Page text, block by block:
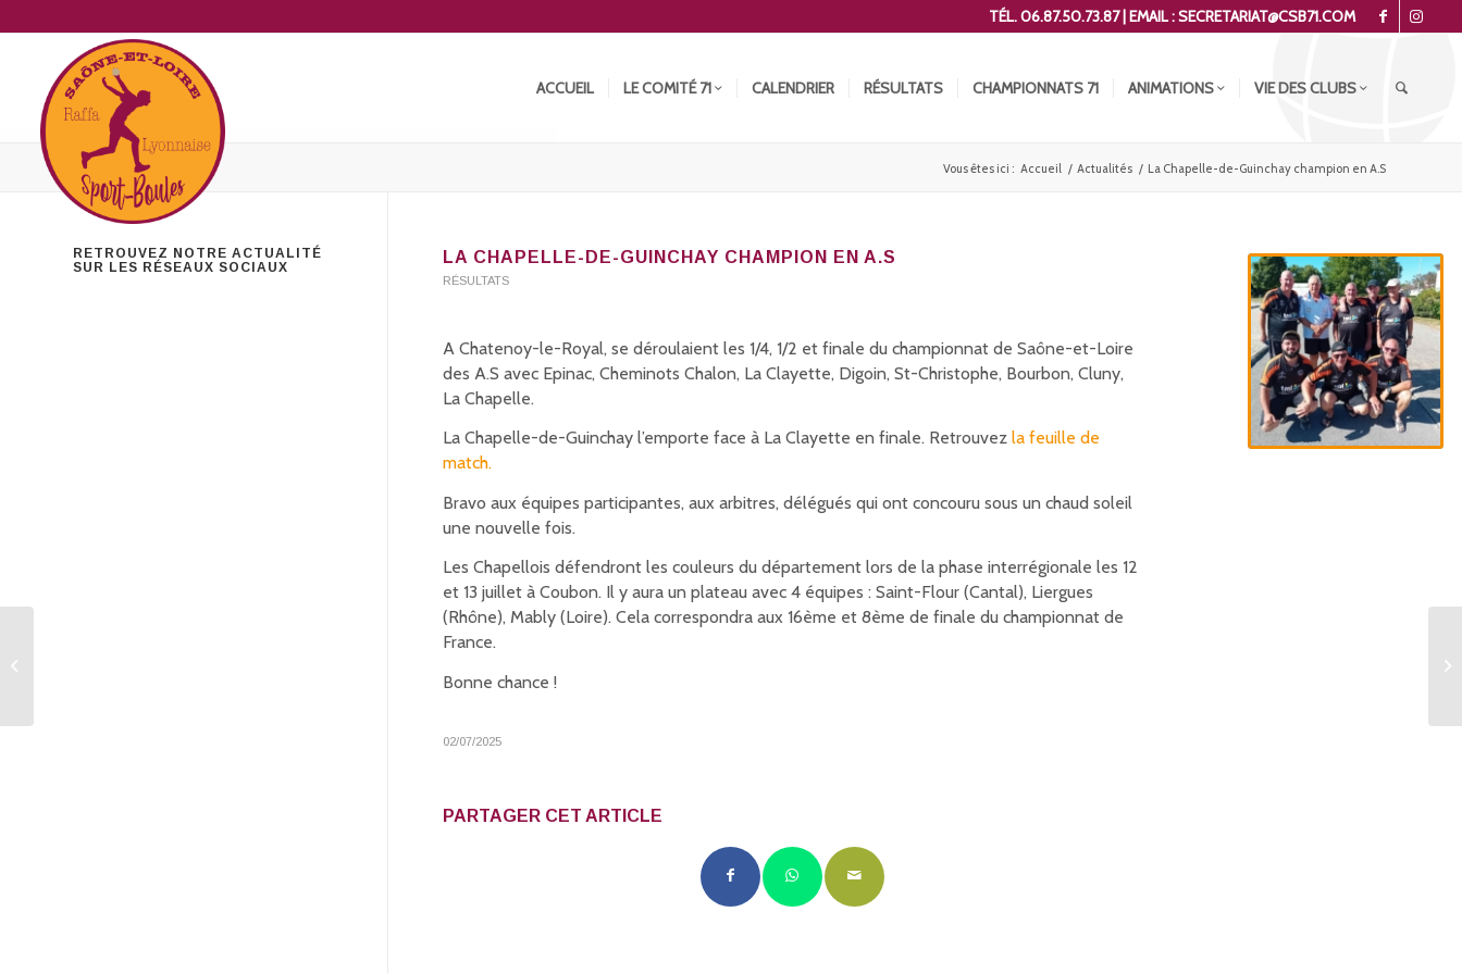
TÉL. 06.87.50.73.87 | EMAIL : SECRETARIAT@CSB71.COM
ACCUEIL LE COMITÉ 71 CALENDRIER RÉSULTATS CHAMPIONNATS 71 ANIMATIONS VIE DES CLUBS
Vous êtes ici : Accueil / Actualités / La Chapelle-de-Guinchay champion en A.S
LA CHAPELLE-DE-GUINCHAY CHAMPION EN A.S
RÉSULTATS
A Chatenoy-le-Royal, se déroulaient les 1/4, 1/2 et finale du championnat de Saône-et-Loire
des A.S avec Epinac, Cheminots Chalon, La Clayette, Digoin, St-Christophe, Bourbon, Cluny,
La Chapelle.
La Chapelle-de-Guinchay l’emporte face à La Clayette en finale. Retrouvezla feuille de
match.
Bravo aux équipes participantes, aux arbitres, délégués qui ont concouru sous un chaud soleil
une nouvelle fois.
Les Chapellois défendront les couleurs du département lors de la phase interrégionale les 12
et 13 juillet à Coubon. Il y aura un plateau avec 4 équipes : Saint-Flour (Cantal), Liergues
(Rhône), Mably (Loire). Cela correspondra aux 16ème et 8ème de finale du championnat de
France.
Bonne chance !
02/07/2025
PARTAGER CET ARTICLE
RETROUVEZ NOTRE ACTUALITÉ
SUR LES RÉSEAUX SOCIAUX